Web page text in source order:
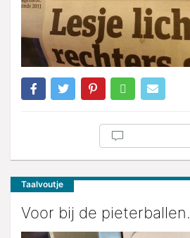
Taalvoutje
Voor bij de pieterballen.